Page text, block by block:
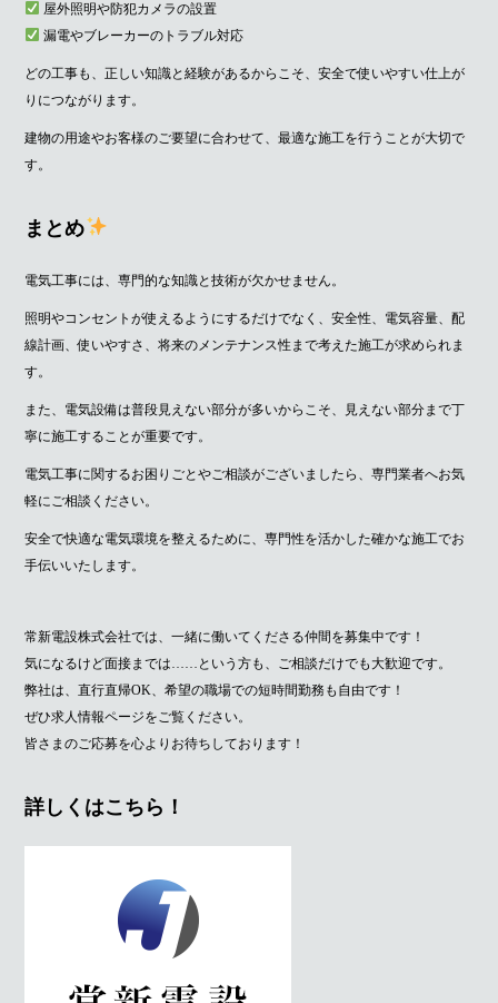
屋外照明や防犯カメラの設置
漏電やブレーカーのトラブル対応
どの工事も、正しい知識と経験があるからこそ、安全で使いやすい仕上が
りにつながります。
建物の用途やお客様のご要望に合わせて、最適な施工を行うことが大切で
す。
まとめ
電気工事には、専門的な知識と技術が欠かせません。
照明やコンセントが使えるようにするだけでなく、安全性、電気容量、配
線計画、使いやすさ、将来のメンテナンス性まで考えた施工が求められま
す。
また、電気設備は普段見えない部分が多いからこそ、見えない部分まで丁
寧に施工することが重要です。
電気工事に関するお困りごとやご相談がございましたら、専門業者へお気
軽にご相談ください。
安全で快適な電気環境を整えるために、専門性を活かした確かな施工でお
手伝いいたします。
常新電設株式会社では、一緒に働いてくださる仲間を募集中です！
気になるけど面接までは……という方も、ご相談だけでも大歓迎です。
弊社は、直行直帰OK、希望の職場での短時間勤務も自由です！
ぜひ求人情報ページをご覧ください。
皆さまのご応募を心よりお待ちしております！
詳しくはこちら！